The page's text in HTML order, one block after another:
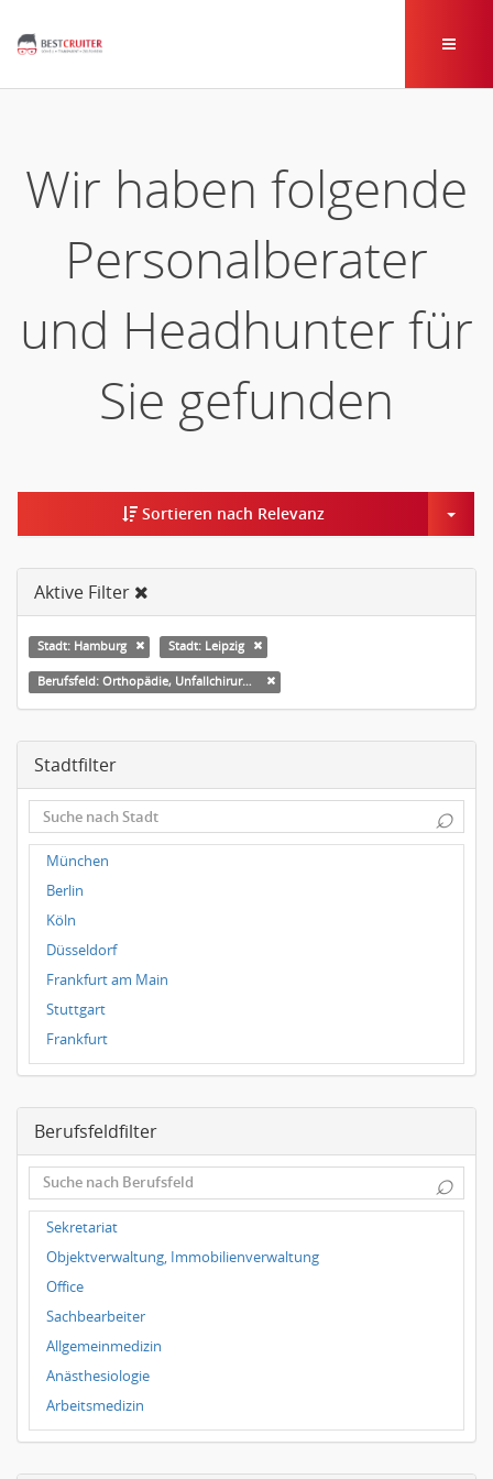
Wir haben folgende
Personalberater
und Headhunter für
Sie gefunden
Sortieren nach Relevanz
Aktive Filter
Stadt: Hamburg Stadt: Leipzig
Berufsfeld: Orthopädie, Unfallchirurgie
Stadtfilter
⌕
München
Berlin
Köln
Düsseldorf
Frankfurt am Main
Stuttgart
Frankfurt
Dresden
Dortmund
Wuppertal
Hallbergmoos
Würzburg
Grünwald
Ulm
Bielefeld
Hannover
Duisburg
Berufsfeldfilter
⌕
Sekretariat
Objektverwaltung, Immobilienverwaltung
Office
Sachbearbeiter
Allgemeinmedizin
Anästhesiologie
Arbeitsmedizin
Augenheilkunde